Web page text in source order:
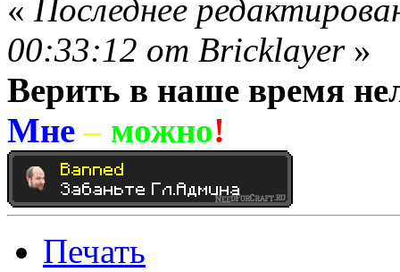
« Последнее
00:33:12 от Bricklayer»
Верить в наше время
Мне – можно!
Печать